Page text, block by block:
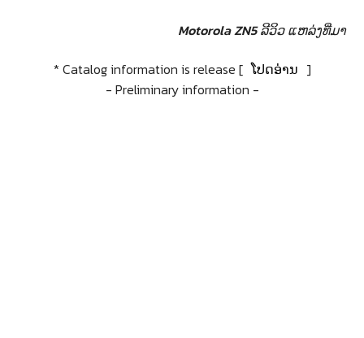
Motorola ZN5 ລີວິວ ແຫລ່ງທີ່ມາ
* Catalog information is release [ ໂປດອ່ານ ]
- Preliminary information -